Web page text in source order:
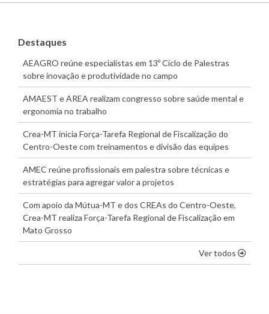
Destaques
AEAGRO reúne especialistas em 13º Ciclo de Palestras
sobre inovação e produtividade no campo
AMAEST e AREA realizam congresso sobre saúde mental e
ergonomia no trabalho
Crea-MT inicia Força-Tarefa Regional de Fiscalização do
Centro-Oeste com treinamentos e divisão das equipes
AMEC reúne profissionais em palestra sobre técnicas e
estratégias para agregar valor a projetos
Com apoio da Mútua-MT e dos CREAs do Centro-Oeste,
Crea-MT realiza Força-Tarefa Regional de Fiscalização em
Mato Grosso
Ver todos os